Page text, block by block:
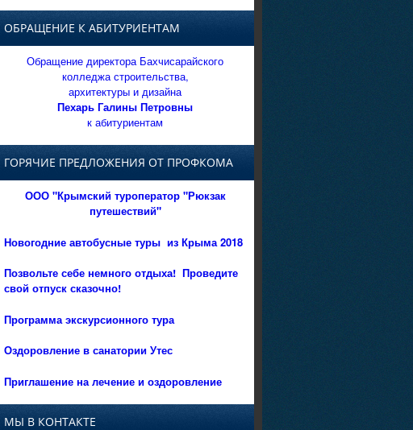
ОБРАЩЕНИЕ К АБИТУРИЕНТАМ
Обращение директора Бахчисарайского
колледжа строительства,
архитектуры и дизайна
Пехарь Галины Петровны
к абитуриентам
ГОРЯЧИЕ ПРЕДЛОЖЕНИЯ ОТ ПРОФКОМА
ООО "Крымский туроператор "Рюкзак
путешествий"
Новогодние автобусные туры из Крыма 2018
Позвольте себе немного отдыха! Проведите
свой отпуск сказочно!
Программа экскурсионного тура
Оздоровление в санатории Утес
Приглашение на лечение и оздоровление
МЫ В КОНТАКТЕ